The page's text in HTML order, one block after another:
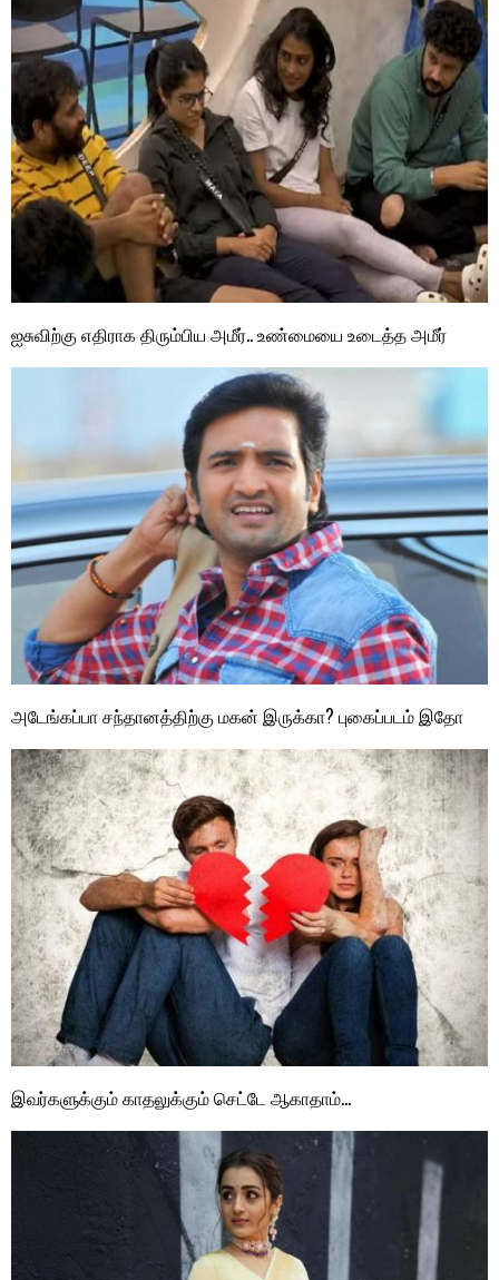
ஐசுவிற்கு எதிராக திரும்பிய அமீர்.. உண்மையை உடைத்த அமீர்
அடேங்கப்பா சந்தானத்திற்கு மகன் இருக்கா? புகைப்படம் இதோ
இவர்களுக்கும் காதலுக்கும் செட்டே ஆகாதாம்…